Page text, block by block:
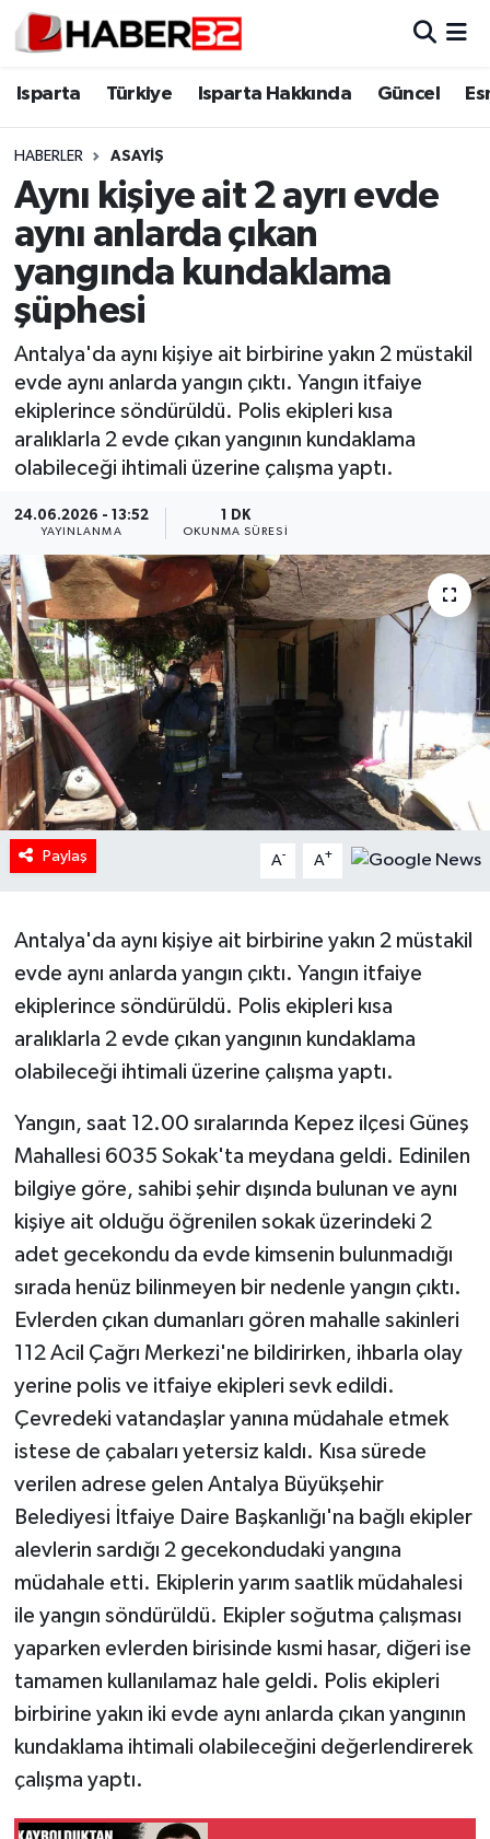
Isparta Türkiye Isparta Hakkında Güncel
HABERLER ASAYİŞ
Aynı kişiye ait 2 ayrı evde
aynı anlarda çıkan
yangında kundaklama
şüphesi
Antalya'da aynı kişiye ait birbirine yakın 2 müstakil
evde aynı anlarda yangın çıktı. Yangın itfaiye
ekiplerince söndürüldü. Polis ekipleri kısa
aralıklarla 2 evde çıkan yangının kundaklama
olabileceği ihtimali üzerine çalışma yaptı.
24.06.2026 - 13:52
YAYINLANMA
1 DK
OKUNMA SÜRESI
Paylaş A- A+
Antalya'da aynı kişiye ait birbirine yakın 2 müstakil
evde aynı anlarda yangın çıktı. Yangın itfaiye
ekiplerince söndürüldü. Polis ekipleri kısa
aralıklarla 2 evde çıkan yangının kundaklama
olabileceği ihtimali üzerine çalışma yaptı.
Yangın, saat 12.00 sıralarında Kepez ilçesi Güneş
Mahallesi 6035 Sokak'ta meydana geldi. Edinilen
bilgiye göre, sahibi şehir dışında bulunan ve aynı
kişiye ait olduğu öğrenilen sokak üzerindeki 2
adet gecekondu da evde kimsenin bulunmadığı
sırada henüz bilinmeyen bir nedenle yangın çıktı.
Evlerden çıkan dumanları gören mahalle sakinleri
112 Acil Çağrı Merkezi'ne bildirirken, ihbarla olay
yerine polis ve itfaiye ekipleri sevk edildi.
Çevredeki vatandaşlar yanına müdahale etmek
istese de çabaları yetersiz kaldı. Kısa sürede
verilen adrese gelen Antalya Büyükşehir
Belediyesi İtfaiye Daire Başkanlığı'na bağlı ekipler
alevlerin sardığı 2 gecekondudaki yangına
müdahale etti. Ekiplerin yarım saatlik müdahalesi
ile yangın söndürüldü. Ekipler soğutma çalışması
yaparken evlerden birisinde kısmi hasar, diğeri ise
tamamen kullanılamaz hale geldi. Polis ekipleri
birbirine yakın iki evde aynı anlarda çıkan yangının
kundaklama ihtimali olabileceğini değerlendirerek
çalışma yaptı.
Isparta
Esnaf Diyor ki;
ASAYİŞ
BİLİM VE TEKNOLOJİ
EĞİTİM
GENEL
Güncel
HABERDE İNSAN
İlginç
KÜLTÜR SANAT
MAGAZİN
Oyun
POLİTİKA
RESMİ İLANLAR
Spor
Tarihi Yapılarımız
Teknoloji
Yerel
İletişim
Künye
Isparta Nöbetçi Eczaneler
Isparta Trafik Yoğunluk Haritası
Süper Lig Puan Durumu ve Fikstür
Tüm Manşetler
Son Dakika Haberleri
Haber Arşivi